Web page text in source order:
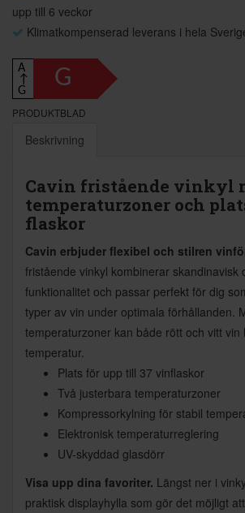
upp till 6 veckor
Klimatkompenserad leverans i hela
A
↑
G
G
PRODUKTBLAD
Beskrivning
Cavin fristående vinkyl
temperaturzoner och
flaskor
Cavin erbjuder flexibel och stilren
fristående vinkyl kombinerar skandinavisk
funktionalitet och passar perfekt för dig
typer av vin under optimala förhållanden.
temperaturzoner kan både rött och vitt vin
temperatur.
Plats för upp till 37 vinflaskor
Två justerbara temperaturzoner
Kompressorkylning för stabil
Elektronisk temperaturreglering
UV-skyddad glasdörr
Visa upp dina favoriter. Längst ner i
praktisk displayhylla som gör det möjligt